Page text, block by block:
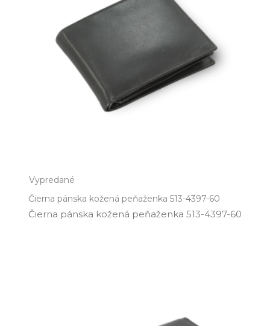
Vypredané
Čierna pánska kožená peňaženka 513-4397-60
Čierna pánska kožená peňaženka 513­-4397­-60